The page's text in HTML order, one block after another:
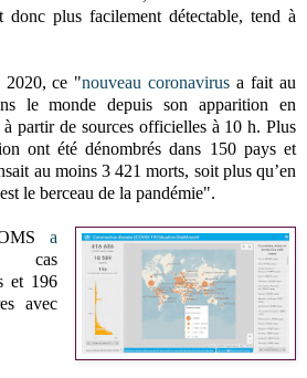
donc plus facilement détectable, tend à
2020, ce "nouveau coronavirus a fait au
le monde depuis son apparition en
partir de sources officielles à 10 h. Plus
ont été dénombrés dans 150 pays et
au moins 3 421 morts, soit plus qu’en
le berceau de la pandémie".
a
cas
et 196
avec